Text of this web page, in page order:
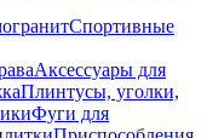
Спортивные
Аксессуары для
Плинтусы, уголки,
Фуги для